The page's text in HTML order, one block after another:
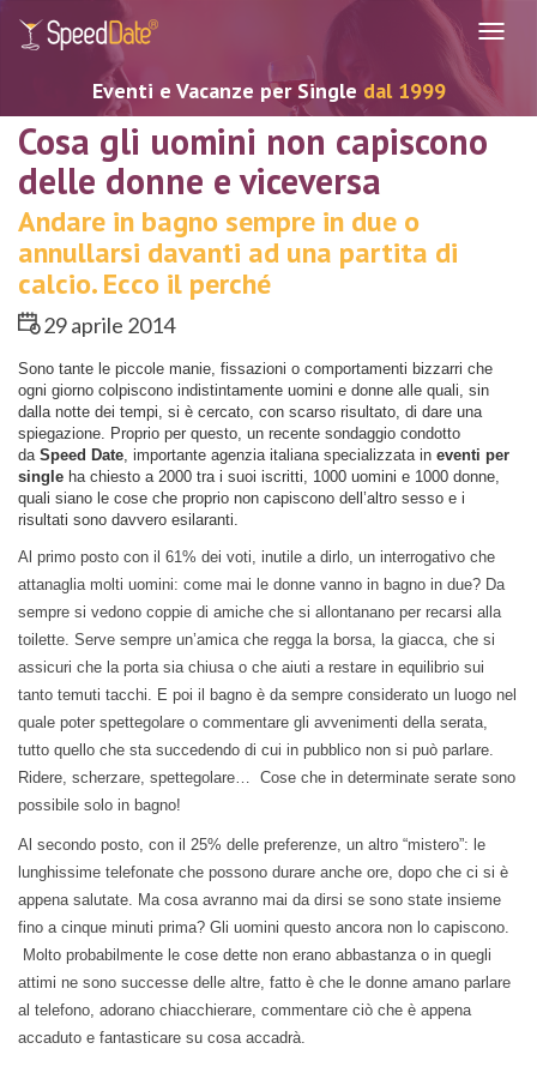
Eventi e Vacanze per Single dal 1999
Cosa gli uomini non capiscono
delle donne e viceversa
Andare in bagno sempre in due o
annullarsi davanti ad una partita di
calcio. Ecco il perché
29 aprile 2014
Sono tante le piccole manie, fissazioni o comportamenti bizzarri che
ogni giorno colpiscono indistintamente uomini e donne alle quali, sin
dalla notte dei tempi, si è cercato, con scarso risultato, di dare una
spiegazione. Proprio per questo, un recente sondaggio condotto
da Speed Date, importante agenzia italiana specializzata in eventi per
single ha chiesto a 2000 tra i suoi iscritti, 1000 uomini e 1000 donne,
quali siano le cose che proprio non capiscono dell’altro sesso e i
risultati sono davvero esilaranti.
Al primo posto con il 61% dei voti, inutile a dirlo, un interrogativo che
attanaglia molti uomini: come mai le donne vanno in bagno in due? Da
sempre si vedono coppie di amiche che si allontanano per recarsi alla
toilette. Serve sempre un’amica che regga la borsa, la giacca, che si
assicuri che la porta sia chiusa o che aiuti a restare in equilibrio sui
tanto temuti tacchi. E poi il bagno è da sempre considerato un luogo nel
quale poter spettegolare o commentare gli avvenimenti della serata,
tutto quello che sta succedendo di cui in pubblico non si può parlare.
Ridere, scherzare, spettegolare… Cose che in determinate serate sono
possibile solo in bagno!
Al secondo posto, con il 25% delle preferenze, un altro “mistero”: le
lunghissime telefonate che possono durare anche ore, dopo che ci si è
appena salutate. Ma cosa avranno mai da dirsi se sono state insieme
fino a cinque minuti prima? Gli uomini questo ancora non lo capiscono.
Molto probabilmente le cose dette non erano abbastanza o in quegli
attimi ne sono successe delle altre, fatto è che le donne amano parlare
al telefono, adorano chiacchierare, commentare ciò che è appena
accaduto e fantasticare su cosa accadrà.